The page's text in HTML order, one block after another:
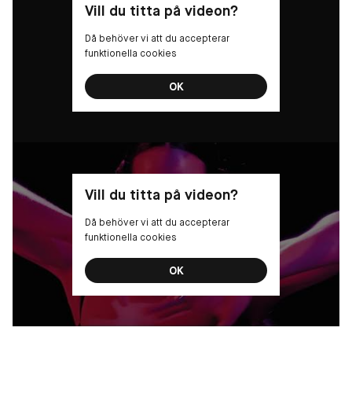
Vill du titta på videon?
Då behöver vi att du accepterar
funktionella cookies
OK
Vill du titta på videon?
Då behöver vi att du accepterar
funktionella cookies
OK